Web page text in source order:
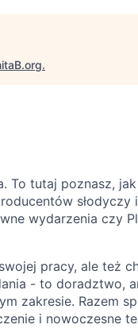
.
To tutaj poznasz,
słodyczy
wydarzenia czy
pracy, ale też
- to doradztwo,
zakresie. Razem
i nowoczesne